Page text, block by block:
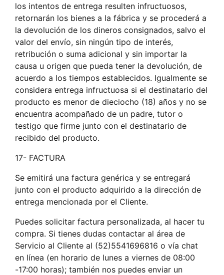
los intentos de entrega resulten infructuosos,
retornarán los bienes a la fábrica y se procederá a
la devolución de los dineros consignados, salvo el
valor del envío, sin ningún tipo de interés,
retribución o suma adicional y sin importar la
causa u origen que pueda tener la devolución, de
acuerdo a los tiempos establecidos. Igualmente se
considera entrega infructuosa si el destinatario del
producto es menor de dieciocho (18) años y no se
encuentra acompañado de un padre, tutor o
testigo que firme junto con el destinatario de
recibido del producto.
17- FACTURA
Se emitirá una factura genérica y se entregará
junto con el producto adquirido a la dirección de
entrega mencionada por el Cliente.
Puedes solicitar factura personalizada, al hacer tu
compra. Si tienes dudas contactar al área de
Servicio al Cliente al (52)5541696816 o vía chat
en línea (en horario de lunes a viernes de 08:00
-17:00 horas); también nos puedes enviar un